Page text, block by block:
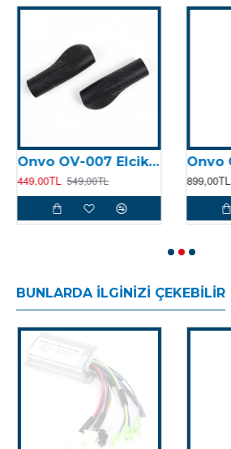
Onvo OV-007 Elcik (Tek)
449,00TL 549,00TL
899,00TL
BUNLARDA İLGINIZI ÇEKEBILIR